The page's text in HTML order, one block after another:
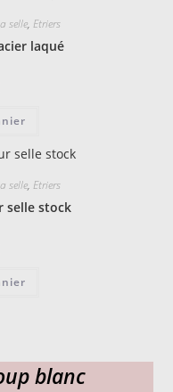
selle, Etriers
laqué
selle, Etriers
selle stock
blanc